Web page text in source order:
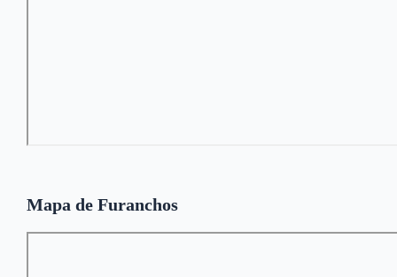
Mapa de Furanchos